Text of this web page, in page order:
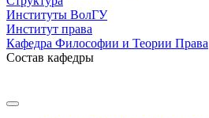
Институты ВолГУ
Институт права
Кафедра Философии и Теории Права
Состав кафедры